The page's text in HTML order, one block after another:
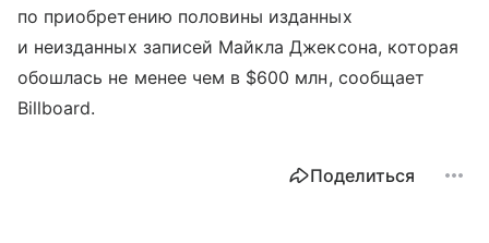
по приобретению половины изданных
и неизданных записей Майкла Джексона, которая
обошлась не менее чем в $600 млн, сообщает
Billboard.
Поделиться